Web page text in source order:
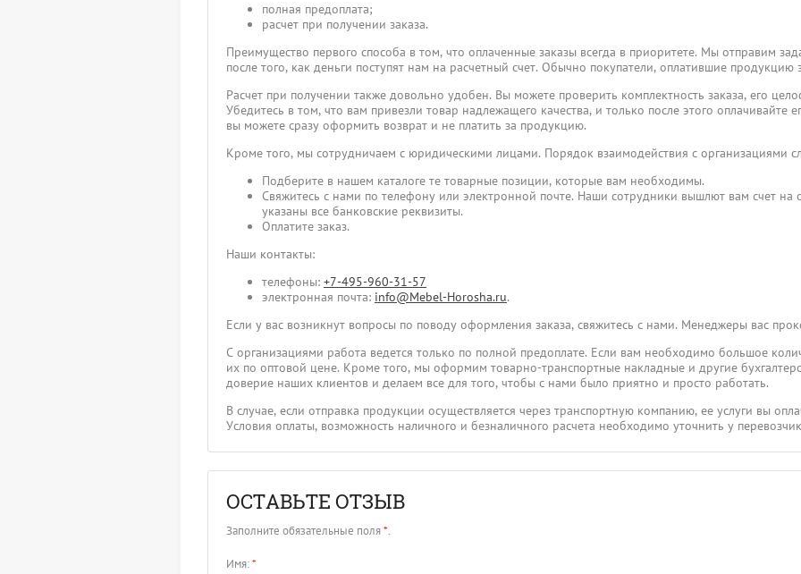
полная предоплата;
расчет при получении заказа.
Преимущество первого способа в том, что оплаченные заказы всегда в приоритете. Мы отправим
после того, как деньги поступят нам на расчетный счет. Обычно покупатели, оплатившие
Расчет при получении также довольно удобен. Вы можете проверить комплектность заказа, его
Убедитесь в том, что вам привезли товар надлежащего качества, и только после этого оплачивайте
вы можете сразу оформить возврат и не платить за продукцию.
Кроме того, мы сотрудничаем с юридическими лицами. Порядок взаимодействия с организациями
Подберите в нашем каталоге те товарные позиции, которые вам необходимы.
Свяжитесь с нами по телефону или электронной почте. Наши сотрудники вышлют вам счет на
указаны все банковские реквизиты.
Оплатите заказ.
Наши контакты:
телефоны: +7-495-960-31-57
электронная почта: info@Mebel-Horosha.ru.
Если у вас возникнут вопросы по поводу оформления заказа, свяжитесь с нами. Менеджеры вас
С организациями работа ведется только по полной предоплате. Если вам необходимо большое
их по оптовой цене. Кроме того, мы оформим товарно-транспортные накладные и другие
доверие наших клиентов и делаем все для того, чтобы с нами было приятно и просто работать.
В случае, если отправка продукции осуществляется через транспортную компанию, ее услуги вы
Условия оплаты, возможность наличного и безналичного расчета необходимо уточнить у
ОСТАВЬТЕ ОТЗЫВ
Заполните обязательные поля*.
Имя:*